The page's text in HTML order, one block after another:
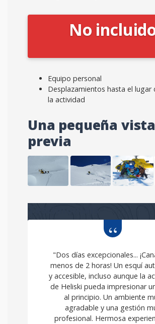
No
Equipo personal
Desplazamientos hasta el lugar
la actividad
Una pequeña vista
previa
"Dos días excepcionales...
menos de 2 horas! Un esquí
y accesible, incluso aunque la
de Heliski pueda impresionar
al principio. Un ambiente
agradable y una gestión
profesional. Hermosa